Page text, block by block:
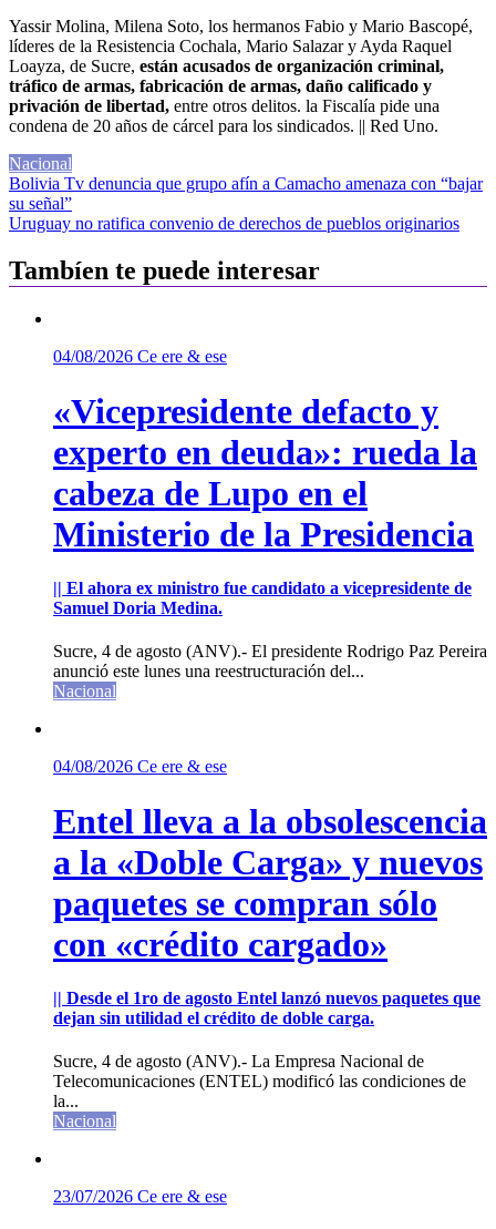
Yassir Molina, Milena Soto, los hermanos Fabio y Mario Bascopé,
líderes de la Resistencia Cochala, Mario Salazar y Ayda Raquel
Loayza, de Sucre, están acusados de organización criminal,
tráfico de armas, fabricación de armas, daño calificado y
privación de libertad, entre otros delitos. la Fiscalía pide una
condena de 20 años de cárcel para los sindicados. || Red Uno.
Nacional
Navegación
de
Bolivia Tv denuncia que grupo afín a Camacho amenaza con “bajar
su señal”
Uruguay no ratifica convenio de derechos de pueblos originarios
Tambíen te puede interesar
04/08/2026 Ce ere & ese
«Vicepresidente defacto y
experto en deuda»: rueda la
cabeza de Lupo en el
Ministerio de la Presidencia
|| El ahora ex ministro fue candidato a vicepresidente de
Samuel Doria Medina.
Sucre, 4 de agosto (ANV).- El presidente Rodrigo Paz Pereira
anunció este lunes una reestructuración del...
Nacional
04/08/2026 Ce ere & ese
Entel lleva a la obsolescencia
a la «Doble Carga» y nuevos
paquetes se compran sólo
con «crédito cargado»
|| Desde el 1ro de agosto Entel lanzó nuevos paquetes que
dejan sin utilidad el crédito de doble carga.
Sucre, 4 de agosto (ANV).- La Empresa Nacional de
Telecomunicaciones (ENTEL) modificó las condiciones de
la...
Nacional
23/07/2026 Ce ere & ese